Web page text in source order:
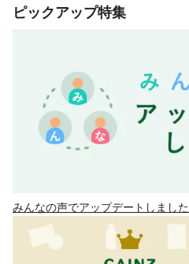
ピックアップ特集
みんなの声でアップデートしました